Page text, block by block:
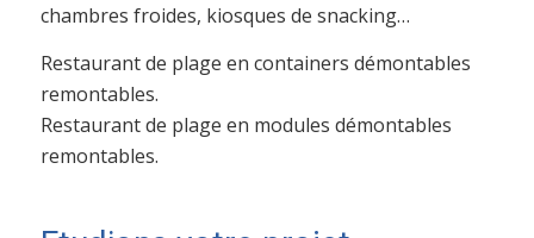
chambres froides, kiosques de snacking…
Restaurant de plage en containers démontables
remontables.
Restaurant de plage en modules démontables
remontables.